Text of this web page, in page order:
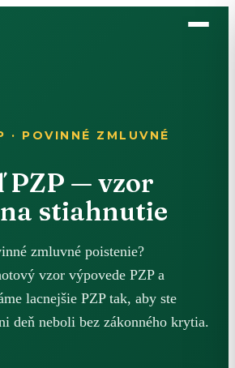
· POVINNÉ ZMLUVNÉ
PZP — vzor
stiahnutie
zmluvné poistenie?
vzor výpovede PZP a
lacnejšie PZP tak, aby ste
deň neboli bez zákonného krytia.